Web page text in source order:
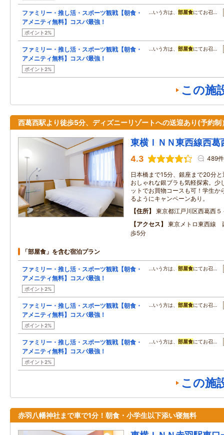
ファミリー・推し活・スポーツ観戦【朝食・
アメニティ無料】コスパ最強！
ポイント2%
…いう方は、 部屋食にてお召…
ファミリー・推し活・スポーツ観戦【朝食・
アメニティ無料】コスパ最強！
ポイント2%
…いう方は、 部屋食にてお召…
この施
西葛西駅より徒歩5分、ディズニーリゾートへの送迎あり(予約制
東横ＩＮＮ東西線西葛
4.3 489件
日本橋まで15分、銀座まで20分
おしゃれな銀ブラも気軽探索。少
ットでお買物コースも可！学生か
るようにキャンペーンあり。
住所
東京都江戸川区西葛西５
アクセス
東京メトロ東西線
歩5分
「部屋食」を含む宿泊プラン
ファミリー・推し活・スポーツ観戦【朝食・
アメニティ無料】コスパ最強！
ポイント2%
…いう方は、 部屋食にてお召…
ファミリー・推し活・スポーツ観戦【朝食・
アメニティ無料】コスパ最強！
ポイント2%
…いう方は、 部屋食にてお召…
ファミリー・推し活・スポーツ観戦【朝食・
アメニティ無料】コスパ最強！
ポイント2%
…いう方は、 部屋食にてお召…
この施
赤羽八幡神社まで車で1分！朝食・小学生以下添い寝無料